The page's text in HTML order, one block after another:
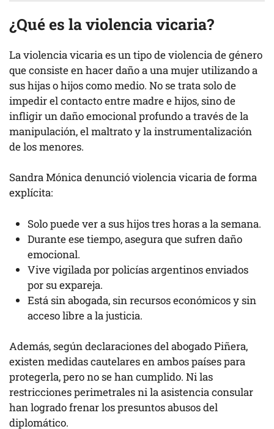
¿Qué es la violencia vicaria?
La violencia vicaria es un tipo de violencia de género
que consiste en hacer daño a una mujer utilizando a
sus hijas o hijos como medio. No se trata solo de
impedir el contacto entre madre e hijos, sino de
infligir un daño emocional profundo a través de la
manipulación, el maltrato y la instrumentalización
de los menores.
Sandra Mónica denunció violencia vicaria de forma
explícita:
Solo puede ver a sus hijos tres horas a la semana.
Durante ese tiempo, asegura que sufren daño
emocional.
Vive vigilada por policías argentinos enviados
por su expareja.
Está sin abogada, sin recursos económicos y sin
acceso libre a la justicia.
Además, según declaraciones del abogado Piñera,
existen medidas cautelares en ambos países para
protegerla, pero no se han cumplido. Ni las
restricciones perimetrales ni la asistencia consular
han logrado frenar los presuntos abusos del
diplomático.